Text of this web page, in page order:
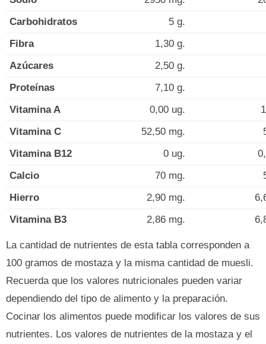
Carbohidratos
5 g.
Fibra
1,30 g.
Azúcares
2,50 g.
Proteínas
7,10 g.
Vitamina A
0,00 ug.
Vitamina C
52,50 mg.
Vitamina B12
0 ug.
Calcio
70 mg.
Hierro
2,90 mg.
Vitamina B3
2,86 mg.
La cantidad de nutrientes de esta tabla corresponden a
100 gramos de mostaza y la misma cantidad de muesli.
Recuerda que los valores nutricionales pueden variar
dependiendo del tipo de alimento y la preparación.
Cocinar los alimentos puede modificar los valores de sus
nutrientes. Los valores de nutrientes de la mostaza y el